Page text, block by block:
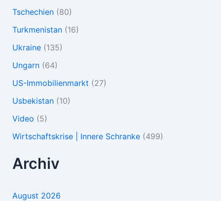
Tschechien(80)
Turkmenistan(16)
Ukraine(135)
Ungarn(64)
US-Immobilienmarkt (27)
Usbekistan(10)
Video (5)
Wirtschaftskrise | Innere Schranke(499)
Archiv
August 2026